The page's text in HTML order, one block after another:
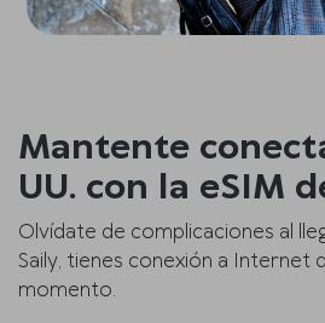
Mantente
UU. con la eSIM
Olvídate de complicaciones al
Saily, tienes conexión a Internet
momento.